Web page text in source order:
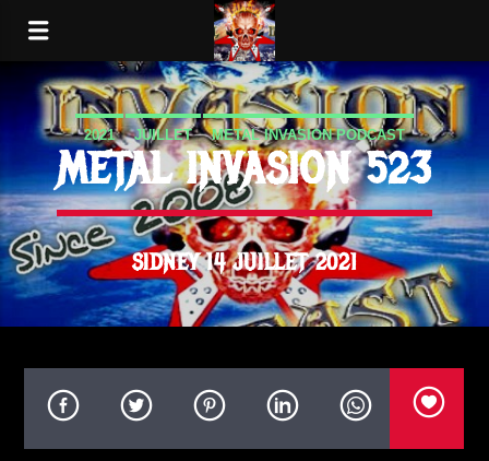
2021 JUILLET METAL INVASION PODCAST
METAL INVASION 523
SIDNEY 14 JUILLET 2021